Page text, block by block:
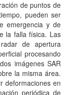
de puntos de
pueden ser
emergencia y de
la falla física. Las
de apertura
procesando
imágenes SAR
la misma área.
deformaciones en
periódica de